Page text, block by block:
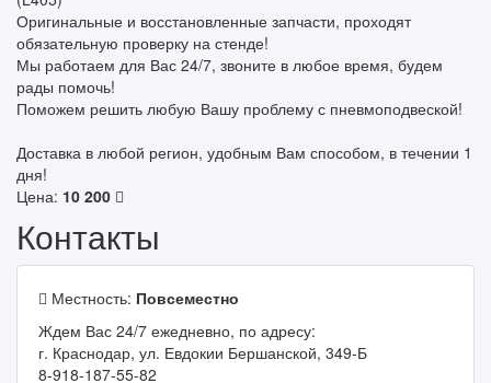
Оригинальные и восстановленные запчасти, проходят
обязательную проверку на стенде!
Мы работаем для Вас 24/7, звоните в любое время, будем
рады помочь!
Поможем решить любую Вашу проблему с пневмоподвеской!
Доставка в любой регион, удобным Вам способом, в течении 1
дня!
Цена: 10 200
Контакты
Местность: Повсеместно
Ждем Вас 24/7 ежедневно, по адресу:
г. Краснодар, ул. Евдокии Бершанской, 349-Б
8-918-187-55-82